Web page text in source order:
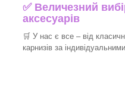
✅ Величезний
аксесуарів
🛒 У нас є все – від
карнизів за